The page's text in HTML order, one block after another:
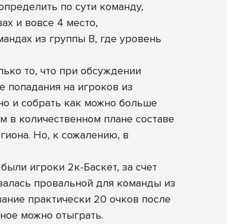
по сути команду,
и вовсе 4 место,
из группы B, где уровень
то, что при обсуждении
на игроков из
и собрать как можно больше
количественном плане составе
Но, к сожалению, в
игроки 2к-Баскет, за счет
провальной для команды из
практически 20 очков после
можно отыграть.